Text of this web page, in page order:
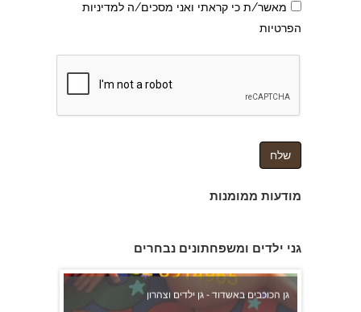
מאשר/ת כי קראתי ואני מסכים/ה למדיניות
הפרטיות
מודעות ממומנות
גני ילדים ומשפחתונים נבחרים
גן הכוכבים באשדוד - גן ילדים וצהרון